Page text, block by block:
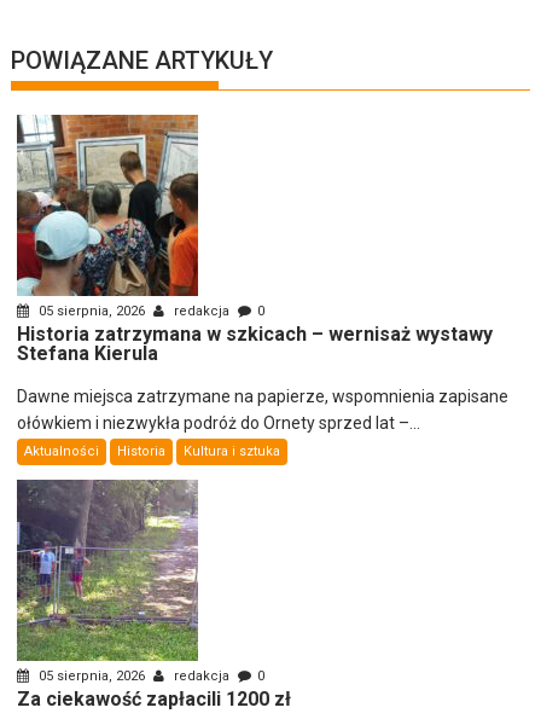
POWIĄZANE ARTYKUŁY
05 sierpnia, 2026 redakcja 0
Historia zatrzymana w szkicach – wernisaż wystawy
Stefana Kierula
Dawne miejsca zatrzymane na papierze, wspomnienia zapisane
ołówkiem i niezwykła podróż do Ornety sprzed lat –...
Aktualności Historia Kultura i sztuka
05 sierpnia, 2026 redakcja 0
Za ciekawość zapłacili 1200 zł